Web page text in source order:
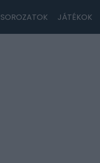
SOROZATOK JÁTÉKOK